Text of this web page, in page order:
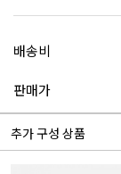
배송비
판매가
추가 구성 상품